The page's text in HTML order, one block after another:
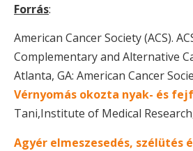
Forrás:
American Cancer Society (ACS).
Complementary and Alternative
Atlanta, GA: American Cancer
Vérnyomás okozta nyak- és
Tani,Institute of Medical
Agyér elmeszesedés, szélütés